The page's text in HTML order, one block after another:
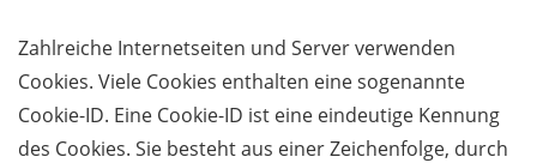
Zahlreiche Internetseiten und Server verwenden
Cookies. Viele Cookies enthalten eine sogenannte
Cookie-ID. Eine Cookie-ID ist eine eindeutige Kennung
des Cookies. Sie besteht aus einer Zeichenfolge, durch